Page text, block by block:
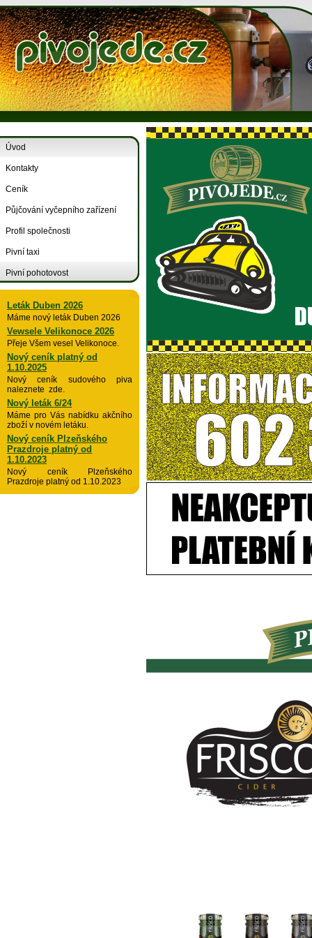
Úvod
Kontakty
Ceník
Půjčování vyčepního zařízení
Profil společnosti
Pivní taxi
Pivní pohotovost
Leták Duben 2026
Máme nový leták Duben 2026
Vewsele Velikonoce 2026
Přeje Všem vesel Velikonoce.
Nový ceník platný od
1.10.2025
Nový ceník sudového piva
naleznete zde.
Nový leták 6/24
Máme pro Vás nabídku akčního
zboží v novém letáku.
Nový ceník Plzeňského
Prazdroje platný od
1.10.2023
Nový ceník Plzeňského
Prazdroje platný od 1.10.2023